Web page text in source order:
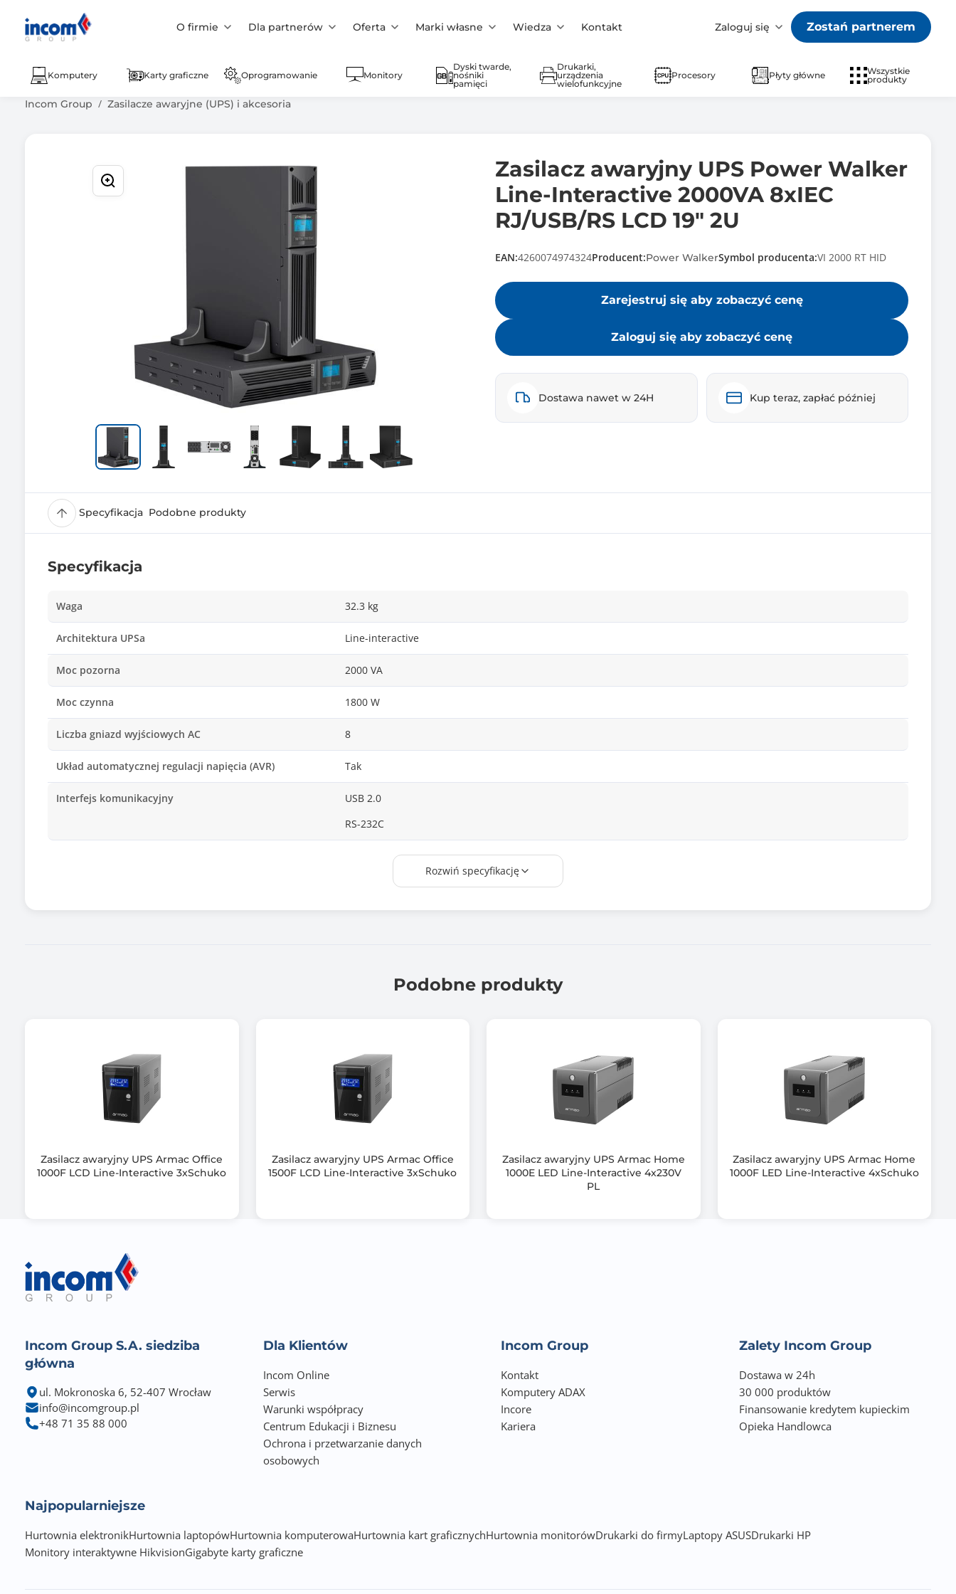
O firmie Dla partnerów Oferta Marki własne Wiedza Kontakt Zaloguj się Zostań partnerem
Komputery Karty graficzne Oprogramowanie Monitory
Dyski twarde,
nośniki
pamięci
Drukarki,
urządzenia
wielofunkcyjne
Procesory Płyty główne
Wszystkie
produkty
Incom Group Zasilacze awaryjne (UPS) i akcesoria
Zasilacz awaryjny UPS Power Walker
Line-Interactive 2000VA 8xIEC
RJ/USB/RS LCD 19" 2U
EAN:4260074974324Producent:Power WalkerSymbol producenta:VI 2000 RT HID
Zarejestruj się aby zobaczyć cenę
Zaloguj się aby zobaczyć cenę
Dostawa nawet w 24H Kup teraz, zapłać później
Specyfikacja Podobne produkty
Specyfikacja
Waga 32.3 kg
Architektura UPSa Line-interactive
Moc pozorna 2000 VA
Moc czynna 1800 W
Liczba gniazd wyjściowych AC 8
Układ automatycznej regulacji napięcia (AVR) Tak
Interfejs komunikacyjny
USB 2.0
RS-232C
Czarny (Black)
Ochrona przeciwprzepięciowa RJ-11/RJ-45
Wbudowany wyświetlacz LCD, możliwość zmiany ułożenia wyświetlacza
Programowalne gniazda ICE C13 – 4 gniazda
Rozwiń specyfikację
Podobne produkty
Zasilacz awaryjny UPS Armac Office
1000F LCD Line-Interactive 3xSchuko
Zasilacz awaryjny UPS Armac Office
1500F LCD Line-Interactive 3xSchuko
Zasilacz awaryjny UPS Armac Home
1000E LED Line-Interactive 4x230V
PL
Zasilacz awaryjny UPS Armac Home
1000F LED Line-Interactive 4xSchuko
Incom Group S.A. siedziba
główna
ul. Mokronoska 6, 52-407 Wrocław
info@incomgroup.pl
+48 71 35 88 000
Dla Klientów
Incom Online
Serwis
Warunki współpracy
Centrum Edukacji i Biznesu
Ochrona i przetwarzanie danych
osobowych
Incom Group
Kontakt
Komputery ADAX
Incore
Kariera
Zalety Incom Group
Dostawa w 24h
30 000 produktów
Finansowanie kredytem kupieckim
Opieka Handlowca
Najpopularniejsze
Hurtownia elektronikHurtownia laptopówHurtownia komputerowaHurtownia kart graficznychHurtownia monitorówDrukarki do firmyLaptopy ASUSDrukarki HP
Monitory interaktywne HikvisionGigabyte karty graficzne